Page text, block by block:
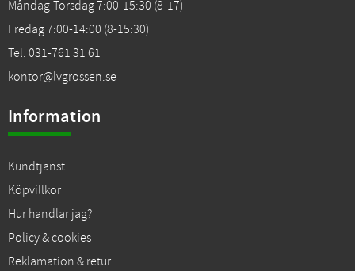
Måndag-Torsdag 7:00-15:30 (8-17)
Fredag 7:00-14:00 (8-15:30)
Tel. 031-761 31 61
kontor@lvgrossen.se
Information
Kundtjänst
Köpvillkor
Hur handlar jag?
Policy & cookies
Reklamation & retur